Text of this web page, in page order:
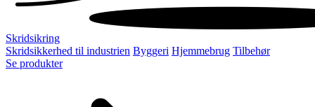
Skridsikring
Skridsikkerhed til industrien Byggeri Hjemmebrug Tilbehør
Se produkter